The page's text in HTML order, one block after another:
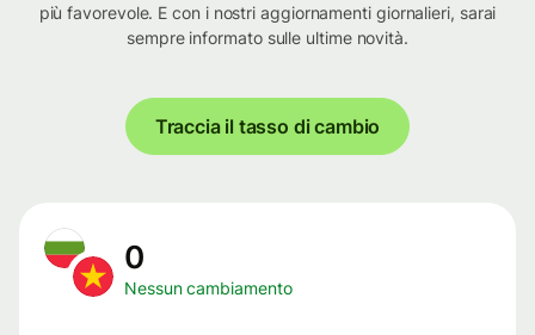
più favorevole. E con i nostri aggiornamenti giornalieri, sarai
sempre informato sulle ultime novità.
Traccia il tasso di cambio
0
Nessun cambiamento